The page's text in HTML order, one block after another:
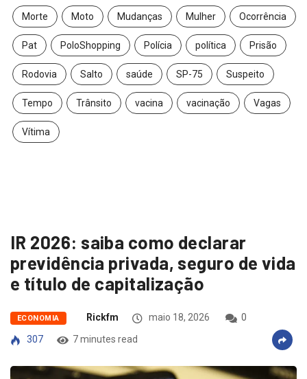
Morte Moto Mudanças Mulher Ocorrência
Pat PoloShopping Polícia política Prisão
Rodovia Salto saúde SP-75 Suspeito
Tempo Trânsito vacina vacinação Vagas
Vítima
IR 2026: saiba como declarar
previdência privada, seguro de vida
e título de capitalização
ECONOMIA Rickfm maio 18, 2026
0
307
7 minutes read